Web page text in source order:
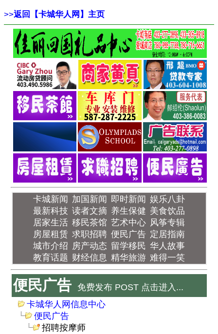
>>返回【卡城华人网】主页
卡城新闻 加国新闻 即时新闻 娱乐八卦
最新科技 读者文摘 养生保健 美食饮品
居家生活 移民茶馆 艺术中心 风筝专辑
房屋租赁 求职招聘 便民广告 定居指南
城市介绍 房产动态 留学移民 华人故事
教育话题 财经信息 精华旅游 难得一笑
便民广告
免费发布 POST 点击进入...
卡城华人网信息中心
便民广告
招聘按摩师